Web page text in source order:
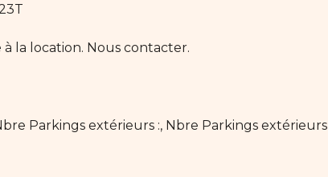
la location. Nous contacter.
Parkings extérieurs :, Nbre Parkings extérieurs